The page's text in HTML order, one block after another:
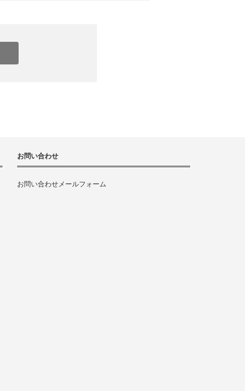
お問い合わせ
お問い合わせメールフォーム